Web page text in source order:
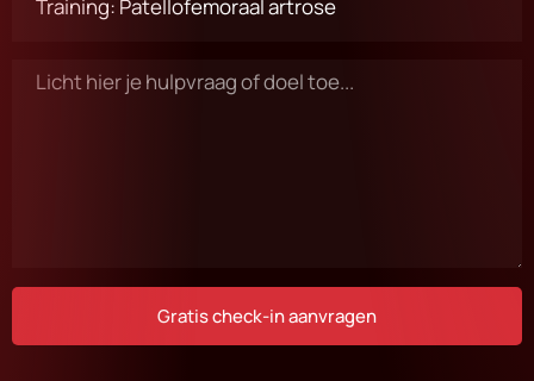
Gratis check-in aanvragen